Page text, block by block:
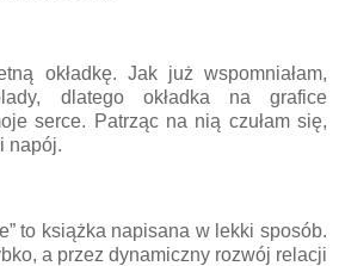
okładkę. Jak już wspomniałam,
dlatego okładka na grafice
serce. Patrząc na nią czułam się,
napój.
to książka napisana w lekki sposób.
a przez dynamiczny rozwój relacji